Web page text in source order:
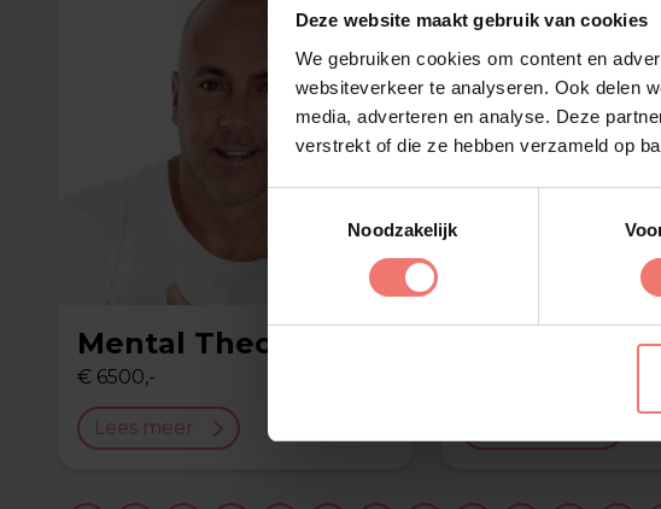
Deze website maakt gebruik van cookies
We gebruiken cookies om content en
websiteverkeer te analyseren. Ook delen
media, adverteren en analyse. Deze
verstrekt of die ze hebben verzameld op
Noodzakelijk
Mental Theo
€ 6500,-
Lees meer